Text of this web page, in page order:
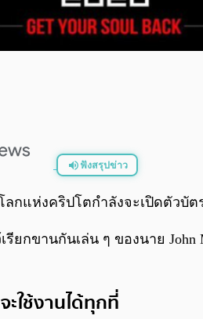
ฟังสรุปข่าว
ลกแห่งคริปโตกำลังจะเปิดตัวบัต
ว้เรียกขานกันเล่น ๆ ของนาย
ใช้งานได้ทุกที่